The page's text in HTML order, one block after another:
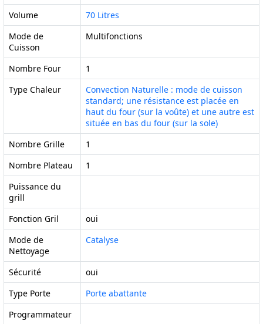
Volume
70 Litres
Mode de
Cuisson
Multifonctions
Nombre Four
1
Type Chaleur
Convection Naturelle : mode de cuisson
standard; une résistance est placée en
haut du four (sur la voûte) et une autre est
située en bas du four (sur la sole)
Nombre Grille
1
Nombre Plateau
1
Puissance du
grill
Fonction Gril
oui
Mode de
Nettoyage
Catalyse
Sécurité
oui
Type Porte
Porte abattante
Programmateur